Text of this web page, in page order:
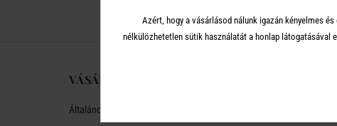
VÁSÁRLÁSI TUDNIVALÓK
Általános tudnivalók
Azért, hogy a vásárlásod nálunk igazán kényelmes
nélkülözhetetlen sütik használatát a honlap látogatásával